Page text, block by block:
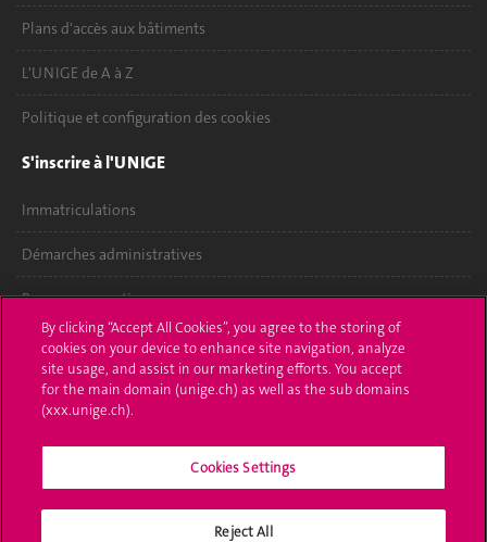
Plans d'accès aux bâtiments
L'UNIGE de A à Z
Politique et configuration des cookies
S'inscrire à l'UNIGE
Immatriculations
Démarches administratives
Poser une question
L'UNIGE vous informe
UNIGE Mobile
By clicking “Accept All Cookies”, you agree to the storing of
cookies on your device to enhance site navigation, analyze
site usage, and assist in our marketing efforts. You accept
for the main domain (unige.ch) as well as the sub domains
(xxx.unige.ch).
Cookies Settings
Reject All